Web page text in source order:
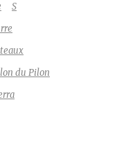
S
du Pilon